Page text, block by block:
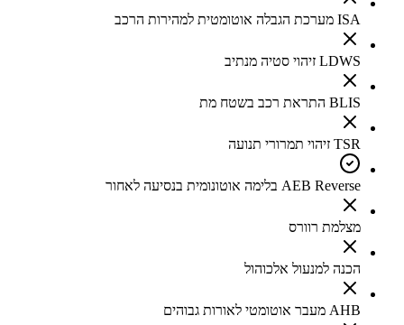
ISA מערכת הגבלה אוטומטית למהירות הרכב
LDWS זיהוי סטיה מנתיב
BLIS התראת רכב בשטח מת
TSR זיהוי תמרורי תנועה
AEB Reverse בלימה אוטונומית בנסיעה לאחור
מצלמת רוורס
הכנה למנעול אלכוהול
AHB מעבר אוטומטי לאורות גבוהים